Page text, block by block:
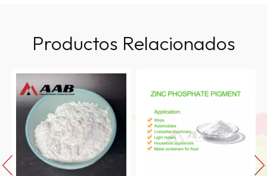
Productos Relacionados